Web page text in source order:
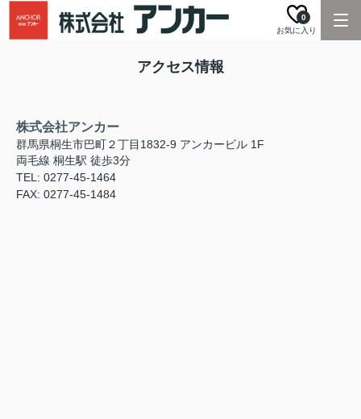
お気に入り
0
アクセス情報
株式会社アンカー
群馬県桐生市巴町２丁目1832-9 アンカービル 1F
両毛線 桐生駅 徒歩3分
TEL: 0277-45-1464
FAX: 0277-45-1484